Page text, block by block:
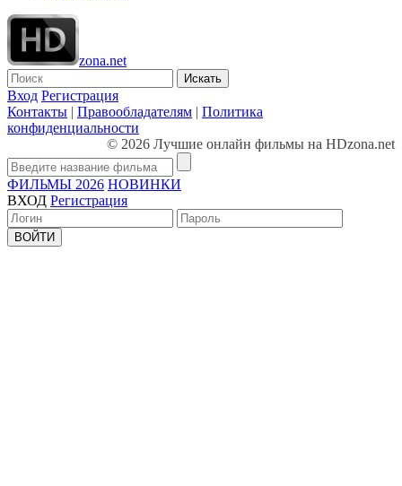
zona.net
Искать
Вход Регистрация
Контакты | Правообладателям | Политика
конфиденциальности
© 2026 Лучшие онлайн фильмы на HDzona.net
ФИЛЬМЫ 2026 НОВИНКИ
ВХОД Регистрация